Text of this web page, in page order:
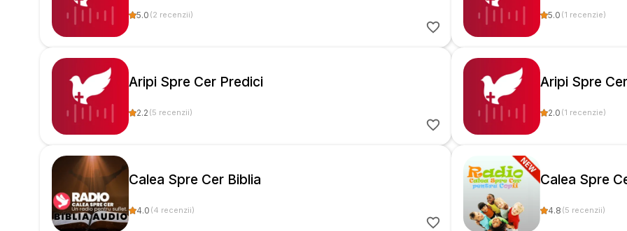
5.0 (2 recenzii) 5.0 (1 recenzie)
Aripi Spre Cer Predici
2.2 (5 recenzii)
Aripi Spre
2.0 (1 recenzie)
Calea Spre Cer Biblia
4.0 (4 recenzii)
Calea Spre
4.8 (5 recenzii)